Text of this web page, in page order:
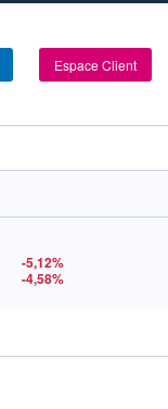
Espace Client
-5,12%
-4,58%